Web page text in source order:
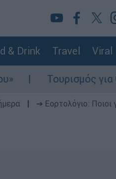
& Drink Travel Viral
Τουρισμός για Ολους
➔ Εορτολόγιο: Ποιοι